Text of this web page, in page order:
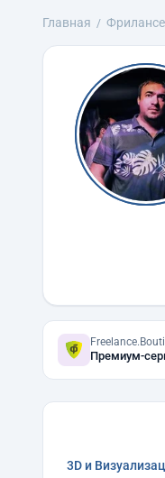
Главная
Премиум-
3D и